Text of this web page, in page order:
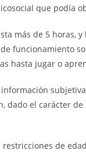
que podía
más de 5 horas,
funcionamiento
hasta jugar o
dado el carácter
de